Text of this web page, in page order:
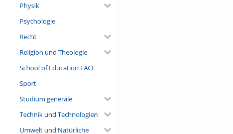
Physik
Psychologie
Recht
Religion und Theologie
School of Education FACE
Sport
Studium generale
Technik und Technologien
Umwelt und Natürliche